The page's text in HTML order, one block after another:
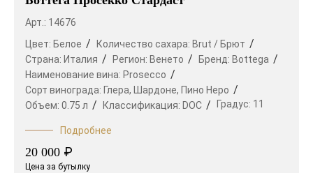
Арт.: 14676
Цвет: Белое Количество сахара: Brut / Брют
Страна: Италия Регион: Венето Бренд: Bottega
Наименование вина: Prosecco
Сорт винограда: Глера, Шардоне, Пино Неро
Объем: 0.75 л Классификация: DOC Градус: 11
Подробнее
20 000 ₽
Цена за бутылку